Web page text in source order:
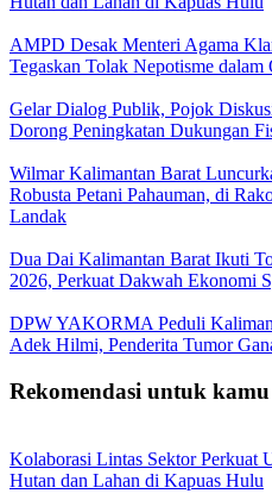
AMPD Desak Menteri Agama
Tegaskan Tolak Nepotisme
Gelar Dialog Publik, Pojok
Dorong Peningkatan Dukungan
Wilmar Kalimantan Barat
Robusta Petani Pahauman, di
Landak
Dua Dai Kalimantan Barat Ikuti
2026, Perkuat Dakwah Ekonomi
DPW YAKORMA Peduli
Adek Hilmi, Penderita Tumor
Rekomendasi untuk kamu
Kolaborasi Lintas Sektor Perkuat
Hutan dan Lahan di Kapuas Hulu